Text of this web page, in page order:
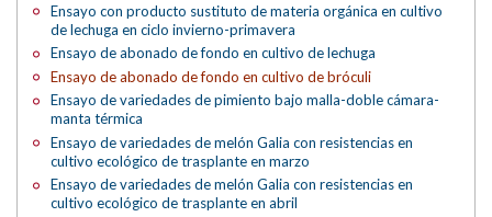
Ensayo con producto sustituto de materia orgánica en cultivo
de lechuga en ciclo invierno-primavera
Ensayo de abonado de fondo en cultivo de lechuga
Ensayo de abonado de fondo en cultivo de bróculi
Ensayo de variedades de pimiento bajo malla-doble cámara-
manta térmica
Ensayo de variedades de melón Galia con resistencias en
cultivo ecológico de trasplante en marzo
Ensayo de variedades de melón Galia con resistencias en
cultivo ecológico de trasplante en abril